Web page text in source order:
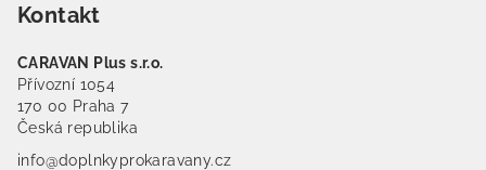
Kontakt
CARAVAN Plus s.r.o.
Přívozní 1054
170 00 Praha 7
Česká republika
info@doplnkyprokaravany.cz